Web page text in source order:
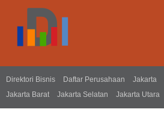
Direktori Bisnis Daftar Perusahaan Jakarta
Jakarta Barat
Jakarta Selatan Jakarta Utara